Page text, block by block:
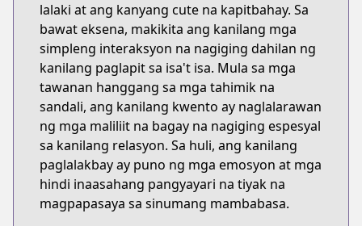
lalaki at ang kanyang cute na kapitbahay. Sa
bawat eksena, makikita ang kanilang mga
simpleng interaksyon na nagiging dahilan ng
kanilang paglapit sa isa't isa. Mula sa mga
tawanan hanggang sa mga tahimik na
sandali, ang kanilang kwento ay naglalarawan
ng mga maliliit na bagay na nagiging espesyal
sa kanilang relasyon. Sa huli, ang kanilang
paglalakbay ay puno ng mga emosyon at mga
hindi inaasahang pangyayari na tiyak na
magpapasaya sa sinumang mambabasa.